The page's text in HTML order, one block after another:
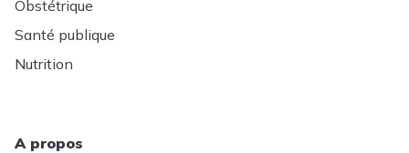
Obstétrique
Santé publique
Nutrition
A propos